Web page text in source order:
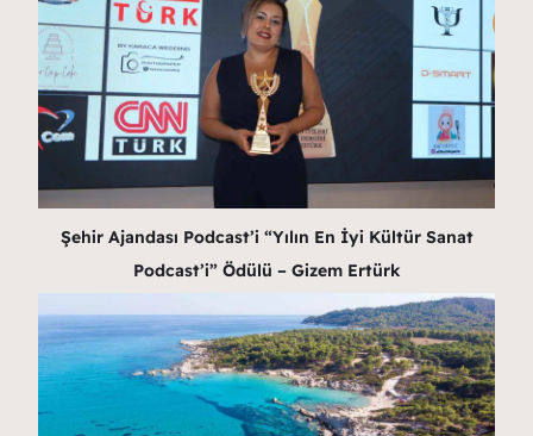
Şehir Ajandası Podcast’i “Yılın En İyi Kültür Sanat
Podcast’i” Ödülü – Gizem Ertürk